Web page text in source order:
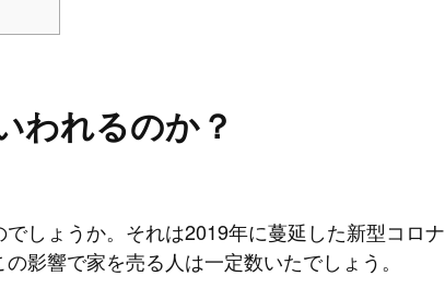
われるのか？
しょうか。それは2019年に蔓延した新型コロナ
影響で家を売る人は一定数いたでしょう。